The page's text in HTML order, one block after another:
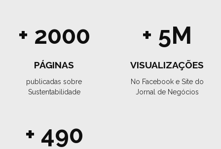
+ 2000
PÁGINAS
publicadas sobre
Sustentabilidade
+ 5M
VISUALIZAÇÕES
No Facebook e Site do
Jornal de Negócios
+ 490